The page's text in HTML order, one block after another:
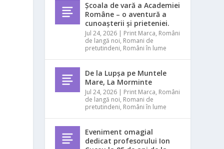
Școala de vară a Academiei
Române – o aventură a
cunoașterii și prieteniei.
Jul 24, 2026 | Print Marca, Români
de langă noi, Romani de
pretutindeni, Români în lume
De la Lupșa pe Muntele
Mare, La Morminte
Jul 24, 2026 | Print Marca, Români
de langă noi, Romani de
pretutindeni, Români în lume
Eveniment omagial
dedicat profesorului Ion